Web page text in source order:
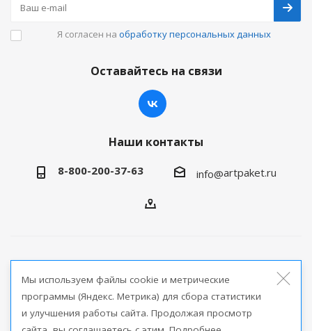
Я согласен на обработку персональных данных
Оставайтесь на связи
Наши контакты
8-800-200-37-63 info@artpaket.ru
продукции
Версия для печати
Мы используем файлы cookie и метрические
программы (Яндекс. Метрика) для сбора статистики
и улучшения работы сайта. Продолжая просмотр